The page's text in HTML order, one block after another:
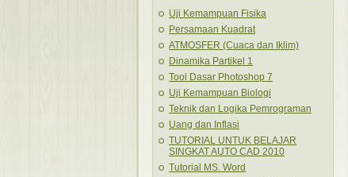
Uji Kemampuan Fisika
Persamaan Kuadrat
ATMOSFER (Cuaca dan Iklim)
Dinamika Partikel 1
Tool Dasar Photoshop 7
Uji Kemampuan Biologi
Teknik dan Logika Pemrograman
Uang dan Inflasi
TUTORIAL UNTUK BELAJAR
SINGKAT AUTO CAD 2010
Tutorial MS. Word